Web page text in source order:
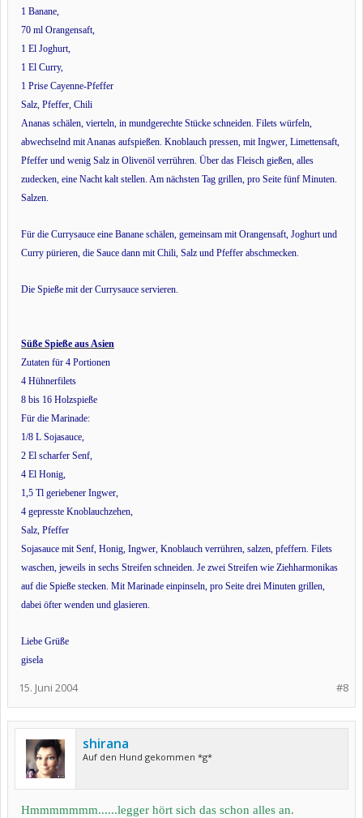
1 Banane,
70 ml Orangensaft,
1 El Joghurt,
1 El Curry,
1 Prise Cayenne-Pfeffer
Salz, Pfeffer, Chili
Ananas schälen, vierteln, in mundgerechte Stücke schneiden. Filets würfeln,
abwechselnd mit Ananas aufspießen. Knoblauch pressen, mit Ingwer, Limettensaft,
Pfeffer und wenig Salz in Olivenöl verrühren. Über das Fleisch gießen, alles
zudecken, eine Nacht kalt stellen. Am nächsten Tag grillen, pro Seite fünf Minuten.
Salzen.
Für die Currysauce eine Banane schälen, gemeinsam mit Orangensaft, Joghurt und
Curry pürieren, die Sauce dann mit Chili, Salz und Pfeffer abschmecken.
Die Spieße mit der Currysauce servieren.
Süße Spieße aus Asien
Zutaten für 4 Portionen
4 Hühnerfilets
8 bis 16 Holzspieße
Für die Marinade:
1/8 L Sojasauce,
2 El scharfer Senf,
4 El Honig,
1,5 Tl geriebener Ingwer,
4 gepresste Knoblauchzehen,
Salz, Pfeffer
Sojasauce mit Senf, Honig, Ingwer, Knoblauch verrühren, salzen, pfeffern. Filets
waschen, jeweils in sechs Streifen schneiden. Je zwei Streifen wie Ziehharmonikas
auf die Spieße stecken. Mit Marinade einpinseln, pro Seite drei Minuten grillen,
dabei öfter wenden und glasieren.
Liebe Grüße
gisela
#8
15. Juni 2004
shirana
Auf den Hund gekommen *g*
Hmmmmmmm......legger hört sich das schon alles an.